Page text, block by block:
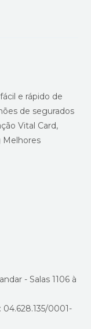
e rápido de
de segurados
Vital Card,
Melhores
- Salas 1106 à
0001-